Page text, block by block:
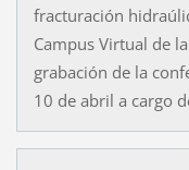
fracturación
Campus Virtual de
grabación de la
10 de abril a cargo